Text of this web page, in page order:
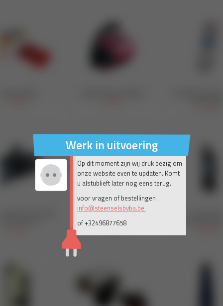
Werk in uitvoering
Op dit moment zijn wij druk bezig om
onze website even te updaten. Komt
u alstublieft later nog eens terug.
voor vragen of bestellingen
info@steenselsbvba.be
of +32496877658